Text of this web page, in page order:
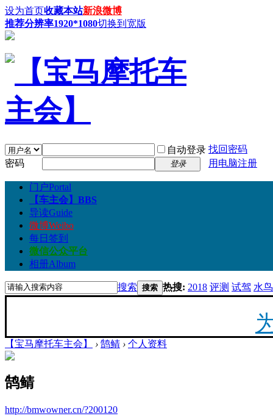
设为首页收藏本站新浪微博
推荐分辨率1920*1080切换到宽版
自动登录 找回密码
密码
登录 用电脑注册
门户Portal
【车主会】 BBS
导读Guide
微博Weibo
每日签到
微信公众平台
相册Album
搜索 搜索 热搜: 2018 评测 试驾 水鸟
【宝马摩托车主会】 › 鹄鲭 › 个人资料
鹄鲭
http://bmwowner.cn/?200120